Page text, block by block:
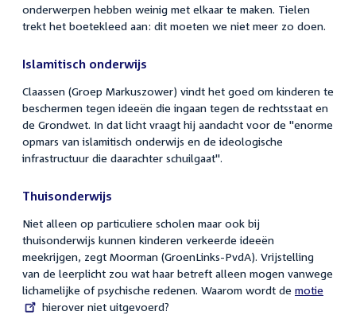
onderwerpen hebben weinig met elkaar te maken. Tielen
trekt het boetekleed aan: dit moeten we niet meer zo doen.
Islamitisch onderwijs
Claassen (Groep Markuszower) vindt het goed om kinderen te
beschermen tegen ideeën die ingaan tegen de rechtsstaat en
de Grondwet. In dat licht vraagt hij aandacht voor de "enorme
opmars van islamitisch onderwijs en de ideologische
infrastructuur die daarachter schuilgaat".
Thuisonderwijs
Niet alleen op particuliere scholen maar ook bij
thuisonderwijs kunnen kinderen verkeerde ideeën
meekrijgen, zegt Moorman (GroenLinks-PvdA). Vrijstelling
van de leerplicht zou wat haar betreft alleen mogen vanwege
lichamelijke of psychische redenen. Waarom wordt de External
motie
hierover niet uitgevoerd?